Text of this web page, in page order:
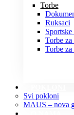
Torbe
Ruksaci
Sportske
Torbe
Torbe za
Svi pokloni
MAUS – nova